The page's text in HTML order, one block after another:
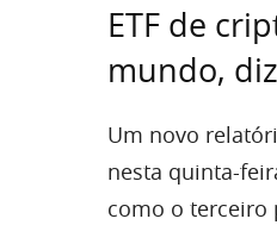
ETF de
mundo,
Um novo
nesta quinta-
como o terceiro